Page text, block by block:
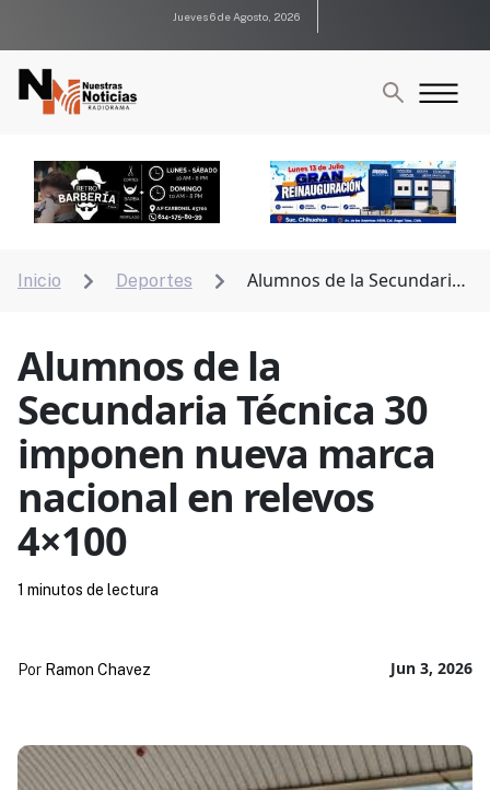
Jueves 6 de Agosto, 2026
Inicio  Deportes 
Alumnos de la Secundaria
Alumnos de la
Secundaria Técnica 30
imponen nueva marca
nacional en relevos
4×100
Jun 3, 2026
Por Ramon Chavez
1 minutos de lectura